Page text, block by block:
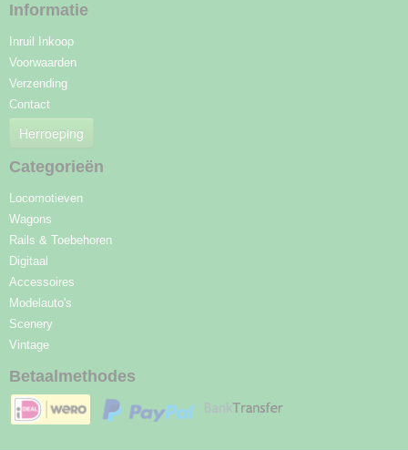
Informatie
Inruil Inkoop
Voorwaarden
Verzending
Contact
Herroeping
Categorieën
Locomotieven
Wagons
Rails & Toebehoren
Digitaal
Accessoires
Modelauto's
Scenery
Vintage
Betaalmethodes